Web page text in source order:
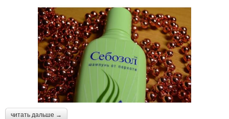
читать дальше →